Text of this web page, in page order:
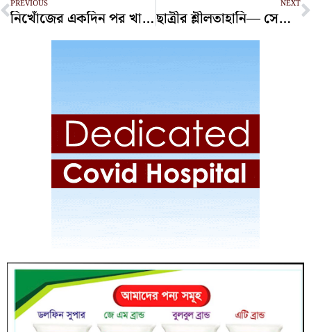
PREVIOUS
নিখোঁজের একদিন পর খালে মিলল নানী-নাতির নিথর দেহ
NEXT
ছাত্রীর শ্লীলতাহানি— সেন্ট স্কলাস্টিকা স্কুলের দুই শিক্ষকের বিরুদ্ধে মামলা